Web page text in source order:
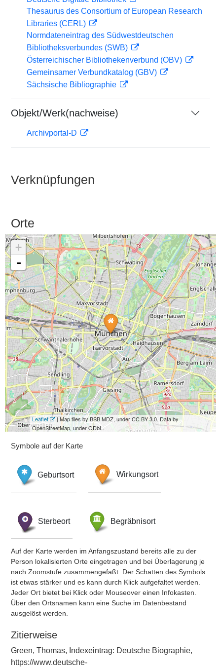
Thesaurus des Consortium of European Research
Libraries (CERL)
Normdateneintrag des Südwestdeutschen
Bibliotheksverbundes (SWB)
Österreichischer Bibliothekenverbund (OBV)
Gemeinsamer Verbundkatalog (GBV)
Sächsische Bibliographie
Objekt/Werk(nachweise)
Archivportal-D
Verknüpfungen
Orte
+
-
Leaflet
| Map tiles by BSB MDZ, under CC BY 3.0. Data by
OpenStreetMap, under ODbL.
Symbole auf der Karte
Geburtsort Wirkungsort
Sterbeort Begräbnisort
Auf der Karte werden im Anfangszustand bereits alle zu der
Person lokalisierten Orte eingetragen und bei Überlagerung je
nach Zoomstufe zusammengefaßt. Der Schatten des Symbols
ist etwas stärker und es kann durch Klick aufgefaltet werden.
Jeder Ort bietet bei Klick oder Mouseover einen Infokasten.
Über den Ortsnamen kann eine Suche im Datenbestand
ausgelöst werden.
Zitierweise
Green, Thomas, Indexeintrag: Deutsche Biographie,
https://www.deutsche-